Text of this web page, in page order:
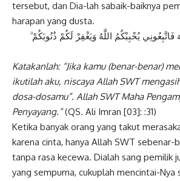
tersebut, dan Dia-lah sabaik-baiknya
harapan yang dusta.
يُحْبِبْكُمُ اللَّهُ وَيَغْفِرْ لَكُمْ ذُنُوبَكُمْ
Katakanlah: “Jika kamu (benar-benar)
ikutilah aku, niscaya Allah SWT
dosa-dosamu”. Allah SWT Maha
Penyayang.”(QS. Ali Imran [03]: :31)
Ketika banyak orang yang takut
karena cinta, hanya Allah SWT sebenar-
tanpa rasa kecewa. Dialah sang pemilik
yang sempurna, cukuplah mencintai-Nya